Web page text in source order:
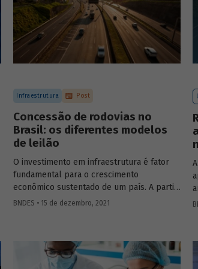
Infraestrutura Post
Concessão de rodovias no
Brasil: os diferentes modelos
de leilão
O investimento em infraestrutura é fator
fundamental para o crescimento
econômico sustentado de um país. A partir
da década de 1990, no Brasil, as
setor. Saiba mais sobre os diferentes
modelos de leilão adotados nas
BNDES • 15 de dezembro, 2021